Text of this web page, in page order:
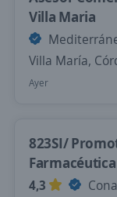
Villa Maria
Villa María,
Ayer
823SI/
4,3